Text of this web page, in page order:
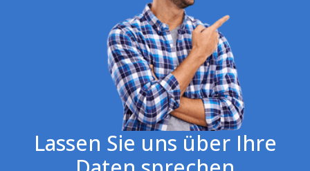
Lassen Sie uns über Ihre